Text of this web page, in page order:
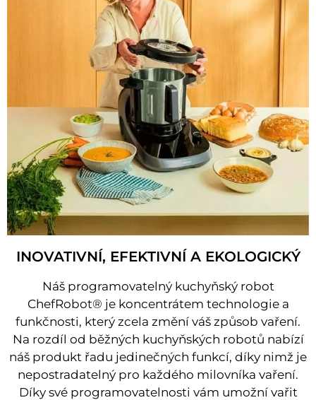
INOVATIVNÍ, EFEKTIVNÍ A EKOLOGICKÝ
Náš programovatelný kuchyňský robot
ChefRobot® je koncentrátem technologie a
funkčnosti, který zcela změní váš způsob vaření.
Na rozdíl od běžných kuchyňských robotů nabízí
náš produkt řadu jedinečných funkcí, díky nimž je
nepostradatelný pro každého milovníka vaření.
Díky své programovatelnosti vám umožní vařit